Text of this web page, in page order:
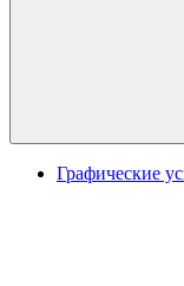
Графические